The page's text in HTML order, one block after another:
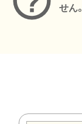
せん。